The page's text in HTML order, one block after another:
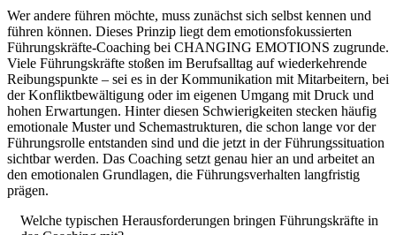
Wer andere führen möchte, muss zunächst sich selbst kennen und
führen können. Dieses Prinzip liegt dem emotionsfokussierten
Führungskräfte-Coaching bei CHANGING EMOTIONS zugrunde.
Viele Führungskräfte stoßen im Berufsalltag auf wiederkehrende
Reibungspunkte – sei es in der Kommunikation mit Mitarbeitern, bei
der Konfliktbewältigung oder im eigenen Umgang mit Druck und
hohen Erwartungen. Hinter diesen Schwierigkeiten stecken häufig
emotionale Muster und Schemastrukturen, die schon lange vor der
Führungsrolle entstanden sind und die jetzt in der Führungssituation
sichtbar werden. Das Coaching setzt genau hier an und arbeitet an
den emotionalen Grundlagen, die Führungsverhalten langfristig
prägen.
Welche typischen Herausforderungen bringen Führungskräfte in